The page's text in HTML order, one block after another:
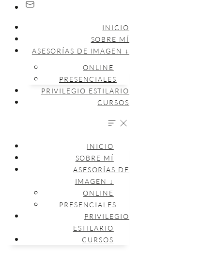
INICIO
SOBRE MÍ
ASESORÍAS DE IMAGEN ↓
ONLINE
PRESENCIALES
PRIVILEGIO ESTILARIO
CURSOS
INICIO
SOBRE MÍ
ASESORÍAS DE
IMAGEN ↓
ONLINE
PRESENCIALES
PRIVILEGIO
ESTILARIO
CURSOS